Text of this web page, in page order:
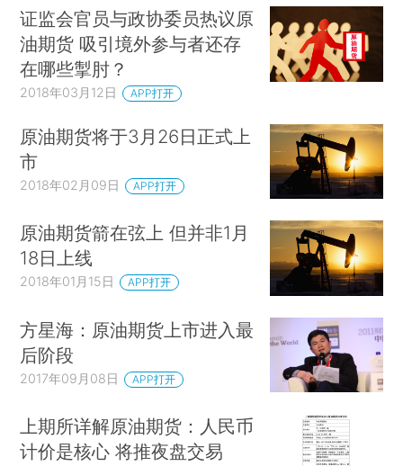
证监会官员与政协委员热议原
油期货 吸引境外参与者还存
在哪些掣肘？
2018年03月12日 APP打开
原油期货将于3月26日正式上
市
2018年02月09日 APP打开
原油期货箭在弦上 但并非1月
18日上线
2018年01月15日 APP打开
方星海：原油期货上市进入最
后阶段
2017年09月08日 APP打开
上期所详解原油期货：人民币
计价是核心 将推夜盘交易